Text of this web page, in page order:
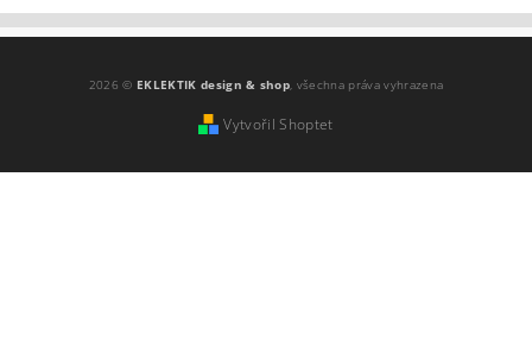
2026 © EKLEKTIK design & shop, všechna práva vyhrazena
Vytvořil Shoptet